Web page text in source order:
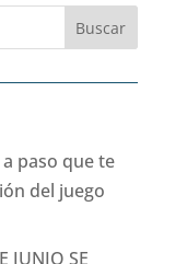
paso que te
del juego
JUNIO SE